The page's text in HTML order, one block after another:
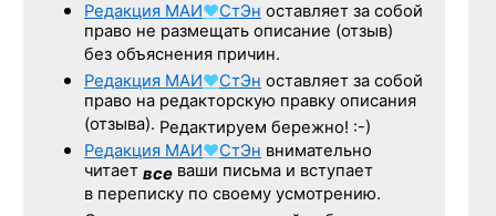
Редакция МАИ♥СтЭн оставляет за собой
право не размещать описание (отзыв)
без объяснения причин.
Редакция МАИ♥СтЭн оставляет за собой
право на редакторскую правку описания
(отзыва). Редактируем бережно! :-)
Редакция МАИ♥СтЭн внимательно
читает все ваши письма и вступает
в переписку по своему усмотрению.